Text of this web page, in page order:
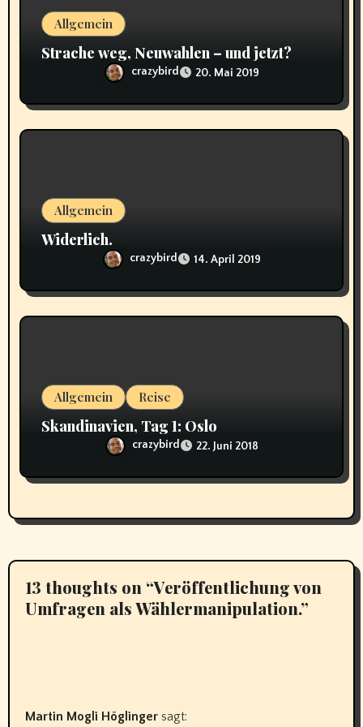
n
Allgemein
Strache weg, Neuwahlen – und jetzt?
crazybird 20. Mai 2019
Allgemein
Widerlich.
crazybird 14. April 2019
Allgemein Reise
Skandinavien, Tag 1: Oslo
crazybird 22. Juni 2018
13 thoughts on “Veröffentlichung von
Umfragen als Wählermanipulation.”
Martin Mogli Höglinger sagt: